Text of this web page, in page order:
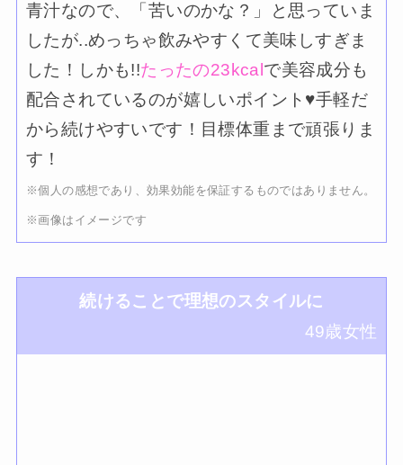
青汁なので、「苦いのかな？」と思っていま
したが..めっちゃ飲みやすくて美味しすぎま
した！しかも!!たったの23kcal で美容成分も
配合されているのが嬉しいポイント♥手軽だ
から続けやすいです！目標体重まで頑張りま
す！
※個人の感想であり、効果効能を保証するものではありません。
※画像はイメージです
続けることで理想のスタイルに
49歳女性